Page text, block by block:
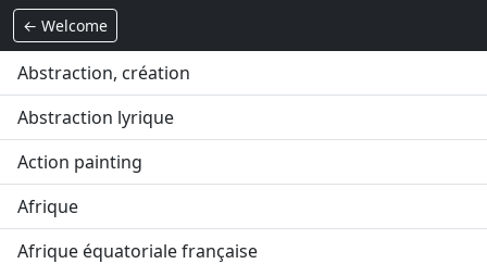
← Welcome
Abstraction, création
Abstraction lyrique
Action painting
Afrique
Afrique équatoriale française